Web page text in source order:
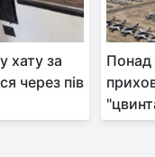
хату за
через пів
Понад